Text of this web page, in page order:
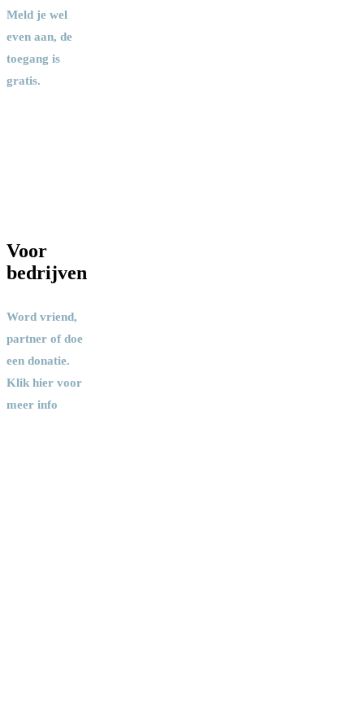
Meld je wel
even aan, de
toegang is
gratis.
Voor
bedrijven
Word vriend,
partner of doe
een donatie.
Klik hier voor
meer info